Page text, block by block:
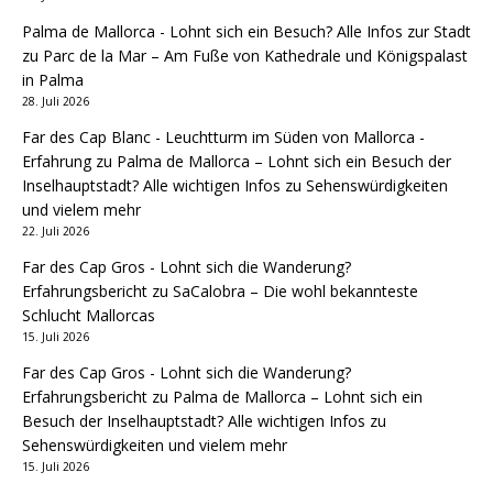
Palma de Mallorca - Lohnt sich ein Besuch? Alle Infos zur Stadt
zu Parc de la Mar – Am Fuße von Kathedrale und Königspalast
in Palma
28. Juli 2026
Far des Cap Blanc - Leuchtturm im Süden von Mallorca -
Erfahrungzu Palma de Mallorca – Lohnt sich ein Besuch der
Inselhauptstadt? Alle wichtigen Infos zu Sehenswürdigkeiten
und vielem mehr
22. Juli 2026
Far des Cap Gros - Lohnt sich die Wanderung?
Erfahrungsbericht zu SaCalobra – Die wohl bekannteste
Schlucht Mallorcas
15. Juli 2026
Far des Cap Gros - Lohnt sich die Wanderung?
Erfahrungsbericht zu Palma de Mallorca – Lohnt sich ein
Besuch der Inselhauptstadt? Alle wichtigen Infos zu
Sehenswürdigkeiten und vielem mehr
15. Juli 2026